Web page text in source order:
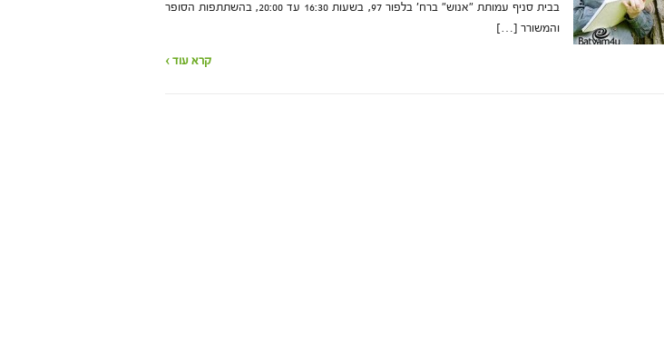
בבית סניף עמותת "אנוש" ברח' בלפור 97, בשעות 16:30 עד 20:00, בהשתתפות הסופר
והמשורר […]
קרא עוד ›